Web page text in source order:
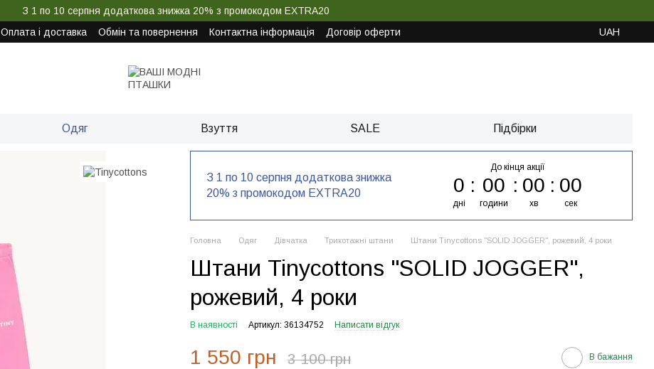
З 1 по 10 серпня додаткова знижка 20% з промокодом EXTRA20
Оплата і доставка Обмін та повернення Контактна інформація Договір оферти UAH
Одяг Взуття SALE Підбірки
З 1 по 10 серпня додаткова знижка
20% з промокодом EXTRA20
До кінця акції
0
дні
00
години
00
хв
00
сек
Головна Одяг Дівчатка Трикотажні штани Штани Tinycottons "SOLID JOGGER", рожевий, 4 роки
Штани Tinycottons "SOLID JOGGER",
рожевий, 4 роки
В наявності Артикул: 36134752 Написати відгук
1 550 грн 3 100 грн В бажання